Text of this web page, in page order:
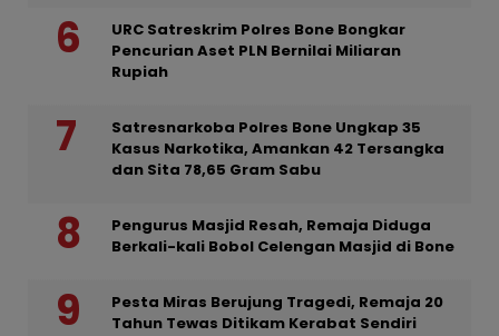
URC Satreskrim Polres Bone Bongkar
Pencurian Aset PLN Bernilai Miliaran
Rupiah
Satresnarkoba Polres Bone Ungkap 35
Kasus Narkotika, Amankan 42 Tersangka
dan Sita 78,65 Gram Sabu
Pengurus Masjid Resah, Remaja Diduga
Berkali-kali Bobol Celengan Masjid di Bone
Pesta Miras Berujung Tragedi, Remaja 20
Tahun Tewas Ditikam Kerabat Sendiri